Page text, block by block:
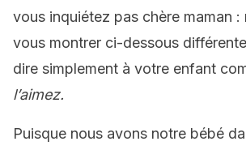
vous inquiétez pas chère maman :
vous montrer ci-dessous
dire simplement à votre enfant
l’aimez.
Puisque nous avons notre bébé